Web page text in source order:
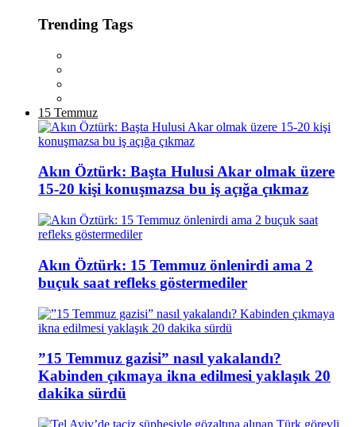
Trending Tags
15 Temmuz
Akın Öztürk: Başta Hulusi Akar olmak üzere
15-20 kişi konuşmazsa bu iş açığa çıkmaz
Akın Öztürk: 15 Temmuz önlenirdi ama 2
buçuk saat refleks göstermediler
”15 Temmuz gazisi” nasıl yakalandı?
Kabinden çıkmaya ikna edilmesi yaklaşık 20
dakika sürdü